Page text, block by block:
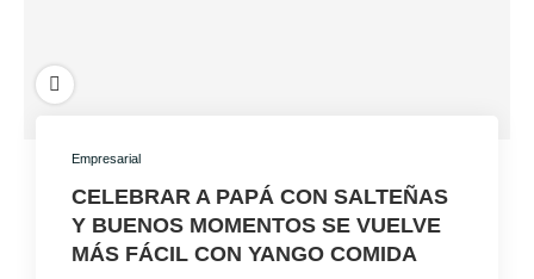
Empresarial
CELEBRAR A PAPÁ CON SALTEÑAS
Y BUENOS MOMENTOS SE VUELVE
MÁS FÁCIL CON YANGO COMIDA